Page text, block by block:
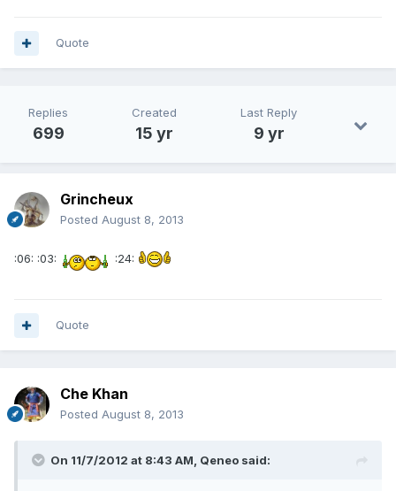
Quote
Replies
699
Created
15 yr
Last Reply
9 yr
Grincheux
Posted August 8, 2013
:06: :03: :24:
Quote
Che Khan
Posted August 8, 2013
On 11/7/2012 at 8:43 AM, Qeneo said: